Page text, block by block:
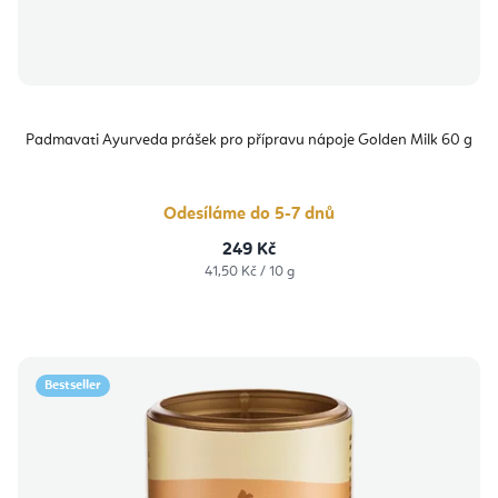
Padmavati Ayurveda prášek pro přípravu nápoje Golden Milk 60 g
Odesíláme do 5-7 dnů
249 Kč
Měrná
41,50 Kč / 10 g
Bestseller